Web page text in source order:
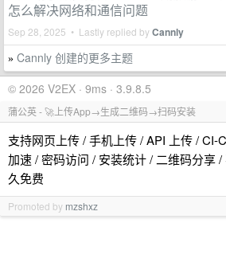
怎么解决网络和通信问题
Sep 28, 2025 • Lastly replied byCannly
» Cannly 创建的更多主题
© 2026 V2EX · 9ms · 3.9.8.5
蒲公英 - 🚀上传App→生成二维码→扫码安装
支持网页上传 / 手机上传 / API 上传 / CI-
加速 / 密码访问 / 安装统计 / 二维码分享
久免费
Promoted by mzshxz